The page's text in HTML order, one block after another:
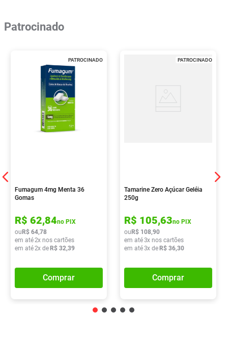
Patrocinado
PATROCINADO
Fumagum 4mg Menta 36
Gomas
R$ 62,84no PIX
ou R$ 64,78
em até2x nos cartões
em até2x de R$ 32,39
Comprar
PATROCINADO
Tamarine Zero Açúcar Geléia
250g
R$ 105,63no PIX
ou R$ 108,90
em até3x nos cartões
em até3x de R$ 36,30
Comprar